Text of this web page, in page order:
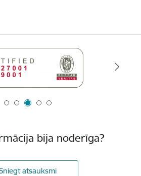
bija noderīga?
atsauksmi